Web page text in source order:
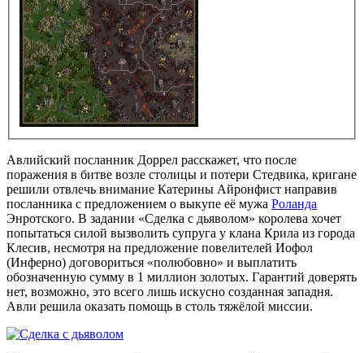
Авлийский посланник Доррел расскажет, что после
поражения в битве возле столицы и потери Стедвика, кригане
решили отвлечь внимание Катерины Айронфист направив
посланника с предложением о выкупе её мужа Роланда
Энротского. В задании «Сделка с дьяволом» королева хочет
попытаться силой вызволить супруга у клана Крила из города
Клесив, несмотря на предложение повелителей Иофол
(Инферно) договориться «полюбовно» и выплатить
обозначенную сумму в 1 миллион золотых. Гарантий доверять
нет, возможно, это всего лишь искусно созданная западня.
Авли решила оказать помощь в столь тяжёлой миссии.